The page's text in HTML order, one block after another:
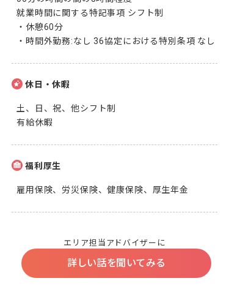
就業時間に関する特記事項 シフト制
・休憩60分
・時間外勤務:なし 36協定における特別条項 なし
休日・休暇
土、日、祝、他シフト制
有給休暇
福利厚生
雇用保険、労災保険、健康保険、厚生年金
エリア担当アドバイザーに
詳しい話を聞いてみる